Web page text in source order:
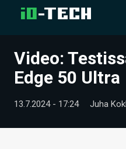
UUTISET
Video:
Edge 50 Ultra
13.7.2024 - 17:24 Juha